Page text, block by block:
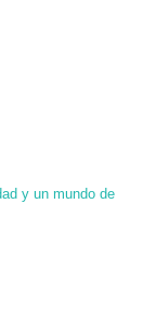
y un mundo de